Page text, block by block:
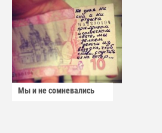
Мы и не сомневались